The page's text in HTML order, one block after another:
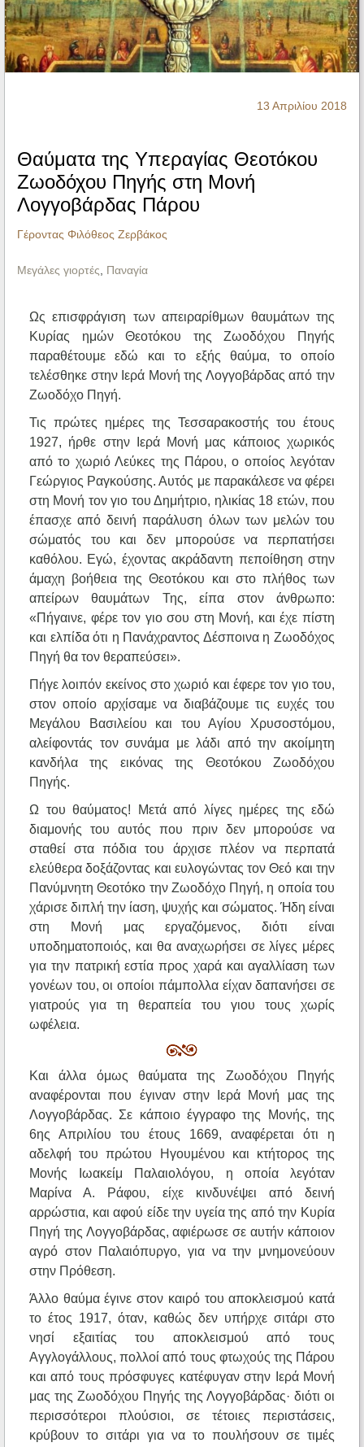
Ηχητικά
13 Απριλίου 2018
Θαύματα της Υπεραγίας Θεοτόκου
Ζωοδόχου Πηγής στη Μονή
Λογγοβάρδας Πάρου
Γέροντας Φιλόθεος Ζερβάκος
Μεγάλες γιορτές, Παναγία
Ως επισφράγιση των απειραρίθμων θαυμάτων της
Κυρίας ημών Θεοτόκου της Ζωοδόχου Πηγής
παραθέτουμε εδώ και το εξής θαύμα, το οποίο
τελέσθηκε στην Ιερά Μονή της Λογγοβάρδας από την
Ζωοδόχο Πηγή.
Τις πρώτες ημέρες της Τεσσαρακοστής του έτους
1927, ήρθε στην Ιερά Μονή μας κάποιος χωρικός
από το χωριό Λεύκες της Πάρου, ο οποίος λεγόταν
Γεώργιος Ραγκούσης. Αυτός με παρακάλεσε να φέρει
στη Μονή τον γιο του Δημήτριο, ηλικίας 18 ετών, που
έπασχε από δεινή παράλυση όλων των μελών του
σώματός του και δεν μπορούσε να περπατήσει
καθόλου. Εγώ, έχοντας ακράδαντη πεποίθηση στην
άμαχη βοήθεια της Θεοτόκου και στο πλήθος των
απείρων θαυμάτων Της, είπα στον άνθρωπο:
«Πήγαινε, φέρε τον γιο σου στη Μονή, και έχε πίστη
και ελπίδα ότι η Πανάχραντος Δέσποινα η Ζωοδόχος
Πηγή θα τον θεραπεύσει».
Πήγε λοιπόν εκείνος στο χωριό και έφερε τον γιο του,
στον οποίο αρχίσαμε να διαβάζουμε τις ευχές του
Μεγάλου Βασιλείου και του Αγίου Χρυσοστόμου,
αλείφοντάς τον συνάμα με λάδι από την ακοίμητη
κανδήλα της εικόνας της Θεοτόκου Ζωοδόχου
Πηγής.
Ω του θαύματος! Μετά από λίγες ημέρες της εδώ
διαμονής του αυτός που πριν δεν μπορούσε να
σταθεί στα πόδια του άρχισε πλέον να περπατά
ελεύθερα δοξάζοντας και ευλογώντας τον Θεό και την
Πανύμνητη Θεοτόκο την Ζωοδόχο Πηγή, η οποία του
χάρισε διπλή την ίαση, ψυχής και σώματος. Ήδη είναι
στη Μονή μας εργαζόμενος, διότι είναι
υποδηματοποιός, και θα αναχωρήσει σε λίγες μέρες
για την πατρική εστία προς χαρά και αγαλλίαση των
γονέων του, οι οποίοι πάμπολλα είχαν δαπανήσει σε
γιατρούς για τη θεραπεία του γιου τους χωρίς
ωφέλεια.
Και άλλα όμως θαύματα της Ζωοδόχου Πηγής
αναφέρονται που έγιναν στην Ιερά Μονή μας της
Λογγοβάρδας. Σε κάποιο έγγραφο της Μονής, της
6ης Απριλίου του έτους 1669, αναφέρεται ότι η
αδελφή του πρώτου Ηγουμένου και κτήτορος της
Μονής Ιωακείμ Παλαιολόγου, η οποία λεγόταν
Μαρίνα Α. Ράφου, είχε κινδυνέψει από δεινή
αρρώστια, και αφού είδε την υγεία της από την Κυρία
Πηγή της Λογγοβάρδας, αφιέρωσε σε αυτήν κάποιον
αγρό στον Παλαιόπυργο, για να την μνημονεύουν
στην Πρόθεση.
Άλλο θαύμα έγινε στον καιρό του αποκλεισμού κατά
το έτος 1917, όταν, καθώς δεν υπήρχε σιτάρι στο
νησί εξαιτίας του αποκλεισμού από τους
Αγγλογάλλους, πολλοί από τους φτωχούς της Πάρου
και από τους πρόσφυγες κατέφυγαν στην Ιερά Μονή
μας της Ζωοδόχου Πηγής της Λογγοβάρδας· διότι οι
περισσότεροι πλούσιοι, σε τέτοιες περιστάσεις,
κρύβουν το σιτάρι για να το πουλήσουν σε τιμές